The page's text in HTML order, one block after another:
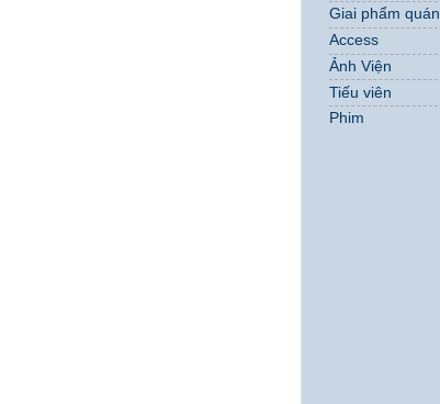
Giai phẩm quán
Access
Ảnh Viện
Tiếu viên
Phim